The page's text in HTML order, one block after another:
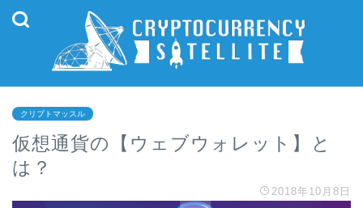
クリプトマッスル
仮想通貨の【ウェブウォレット】と
は？
2018年10月8日